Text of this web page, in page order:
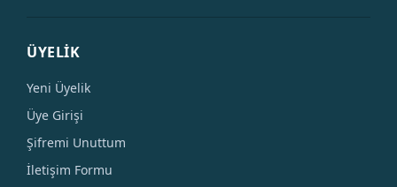
ÜYELİK
Yeni Üyelik
Üye Girişi
Şifremi Unuttum
İletişim Formu